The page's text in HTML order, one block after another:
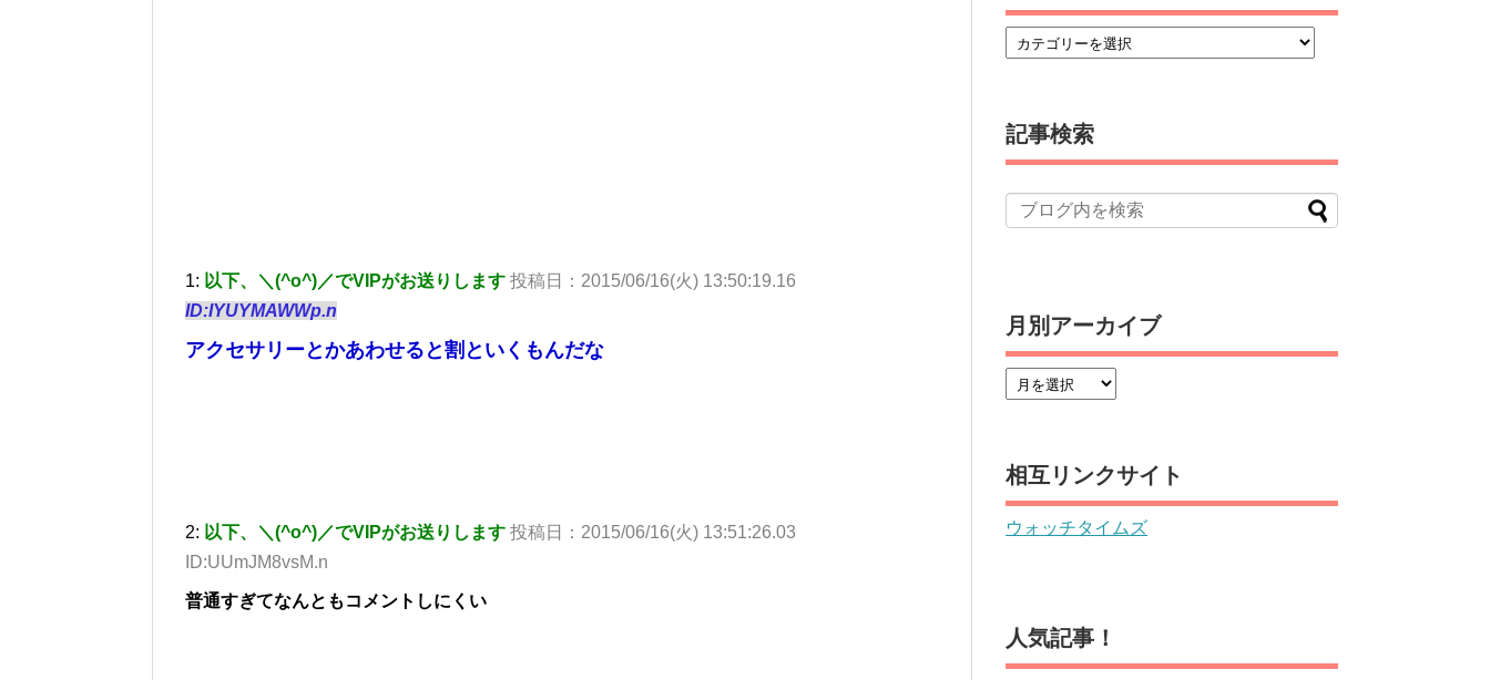
1: 以下、＼(^o^)／でVIPがお送りします 投稿日：2015/06/16(火) 13:50:19.16
ID:IYUYMAWWp.n
アクセサリーとかあわせると割といくもんだな
2: 以下、＼(^o^)／でVIPがお送りします 投稿日：2015/06/16(火) 13:51:26.03
ID:UUmJM8vsM.n
普通すぎてなんともコメントしにくい
記事検索
月別アーカイブ
相互リンクサイト
ウォッチタイムズ
人気記事！